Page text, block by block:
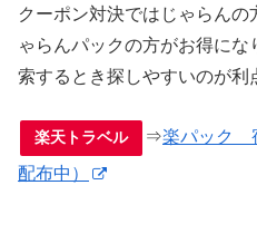
クーポン対決ではじゃらん
ゃらんパックの方がお得に
索するとき探しやすいのが利
楽天トラベル ⇒楽パック
配布中）